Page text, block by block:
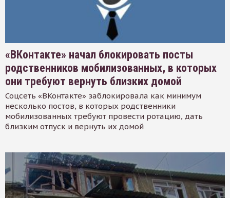
«ВКонтакте» начал блокировать посты
родственников мобилизованных, в которых
они требуют вернуть близких домой
Соцсеть «ВКонтакте» заблокировала как минимум
несколько постов, в которых родственники
мобилизованных требуют провести ротацию, дать
близким отпуск и вернуть их домой